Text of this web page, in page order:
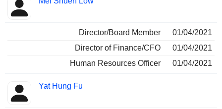
Director/Board Member
01/04/2021
Director of Finance/CFO
01/04/2021
Human Resources Officer
01/04/2021
Yat Hung Fu